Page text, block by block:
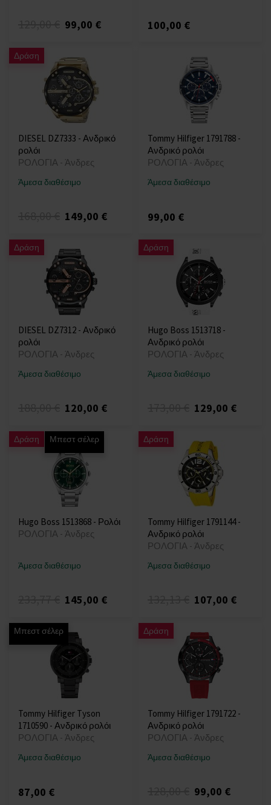
99,00 € 100,00 €
Δράση
DIESEL DZ7333 - Ανδρικό
ρολόι
ΡΟΛΟΓΙΑ - Άνδρες
Άμεσα διαθέσιμο
149,00 €
Tommy Hilfiger 1791788 -
Ανδρικό ρολόι
ΡΟΛΟΓΙΑ - Άνδρες
Άμεσα διαθέσιμο
99,00 €
Δράση
DIESEL DZ7312 - Ανδρικό
ρολόι
ΡΟΛΟΓΙΑ - Άνδρες
Άμεσα διαθέσιμο
120,00 €
Δράση
Hugo Boss 1513718 -
Ανδρικό ρολόι
ΡΟΛΟΓΙΑ - Άνδρες
Άμεσα διαθέσιμο
129,00 €
Δράση Μπεστ σέλερ
Hugo Boss 1513868 - Ρολόι
ΡΟΛΟΓΙΑ - Άνδρες
Άμεσα διαθέσιμο
145,00 €
Δράση
Tommy Hilfiger 1791144 -
Ανδρικό ρολόι
ΡΟΛΟΓΙΑ - Άνδρες
Άμεσα διαθέσιμο
107,00 €
Μπεστ σέλερ
Tommy Hilfiger Tyson
1710590 - Ανδρικό ρολόι
ΡΟΛΟΓΙΑ - Άνδρες
Άμεσα διαθέσιμο
87,00 €
Δράση
Tommy Hilfiger 1791722 -
Ανδρικό ρολόι
ΡΟΛΟΓΙΑ - Άνδρες
Άμεσα διαθέσιμο
99,00 €